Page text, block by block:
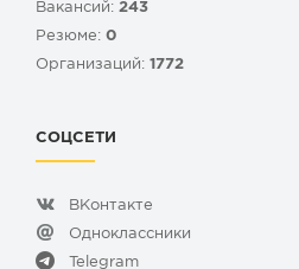
Вакансий: 243
Резюме: 0
Организаций: 1772
СОЦСЕТИ
ВКонтакте
Одноклассники
Telegram